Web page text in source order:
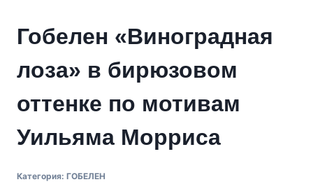
Гобелен «Виноградная
лоза» в бирюзовом
оттенке по мотивам
Уильяма Морриса
Категория: ГОБЕЛЕН